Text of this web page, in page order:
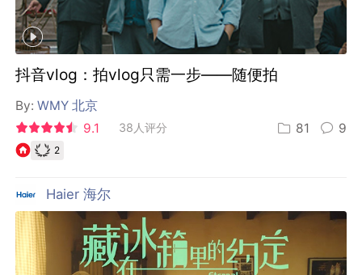
抖音vlog：拍vlog只需一步——随便拍
By:WMY 北京
9.1
38人评分 81 9
2
Haier 海尔